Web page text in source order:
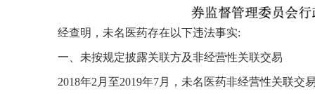
经查明，未名医药存在以下违法事实:
一、未按规定披露关联方及非经营性关联交易
2018年2月至2019年7月，未名医药非经营性关联